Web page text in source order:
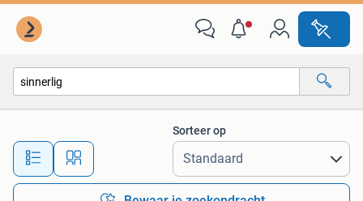
Alle afstanden…
Sorteer op